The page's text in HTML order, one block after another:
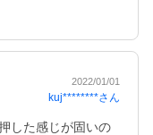
2022/01/01
kuj********さん
した感じが固いの